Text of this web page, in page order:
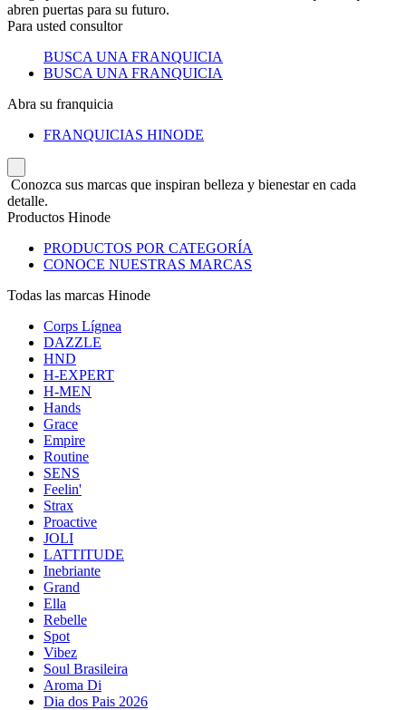
abren puertas para su futuro.
Para usted consultor
BUSCA UNA FRANQUICIA
BUSCA UNA FRANQUICIA
Abra su franquicia
FRANQUICIAS HINODE
Conozca sus marcas que inspiran belleza y bienestar en cada
detalle.
Productos Hinode
PRODUCTOS POR CATEGORÍA
CONOCE NUESTRAS MARCAS
Todas las marcas Hinode
Corps Lígnea
DAZZLE
HND
H-EXPERT
H-MEN
Hands
Grace
Empire
Routine
SENS
Feelin'
Strax
Proactive
JOLI
LATTITUDE
Inebriante
Grand
Ella
Rebelle
Spot
Vibez
Soul Brasileira
Aroma Di
Dia dos Pais 2026